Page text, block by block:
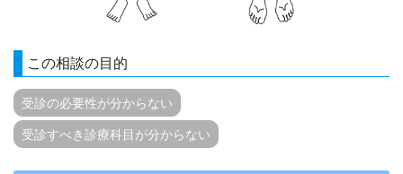
この相談の目的
受診の必要性が分からない
受診すべき診療科目が分からない